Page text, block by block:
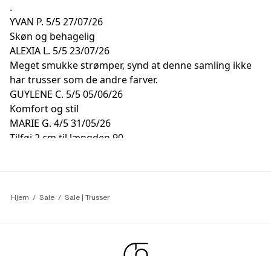
.
YVAN P. 5/527/07/26
Skøn og behagelig
ALEXIA L. 5/523/07/26
Meget smukke strømper, synd at denne samling ikke
har trusser som de andre farver.
GUYLENE C. 5/505/06/26
Komfort og stil
MARIE G. 4/531/05/26
Tilføj 2 cm til længden 90
Hjem Sale Sale | Trusser